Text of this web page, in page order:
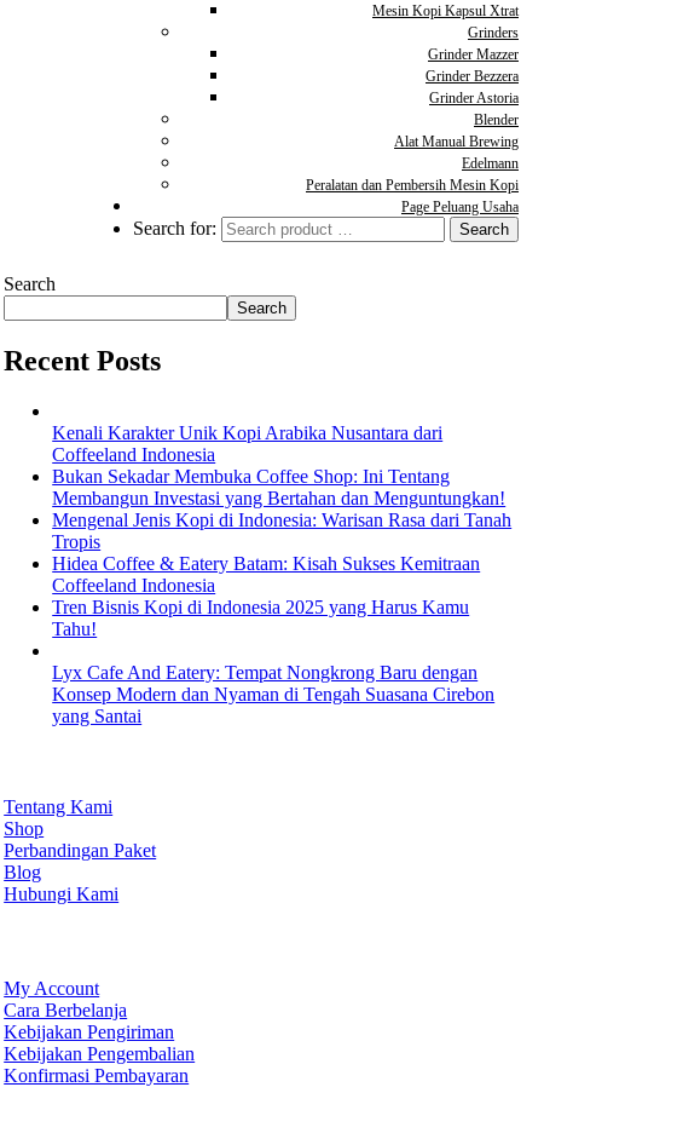
Mesin Kopi Kapsul Xtrat
Grinders
Grinder Mazzer
Grinder Bezzera
Grinder Astoria
Blender
Alat Manual Brewing
Edelmann
Peralatan dan Pembersih Mesin Kopi
Page Peluang Usaha
Search for:
Search
Search
Recent Posts
Kenali Karakter Unik Kopi Arabika Nusantara dari
Coffeeland Indonesia
Bukan Sekadar Membuka Coffee Shop: Ini Tentang
Membangun Investasi yang Bertahan dan Menguntungkan!
Mengenal Jenis Kopi di Indonesia: Warisan Rasa dari Tanah
Tropis
Hidea Coffee & Eatery Batam: Kisah Sukses Kemitraan
Coffeeland Indonesia
Tren Bisnis Kopi di Indonesia 2025 yang Harus Kamu
Tahu!
Lyx Cafe And Eatery: Tempat Nongkrong Baru dengan
Konsep Modern dan Nyaman di Tengah Suasana Cirebon
yang Santai
Tentang Kami
Shop
Perbandingan Paket
Blog
Hubungi Kami
My Account
Cara Berbelanja
Kebijakan Pengiriman
Kebijakan Pengembalian
Konfirmasi Pembayaran